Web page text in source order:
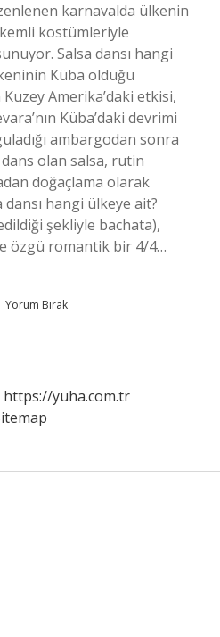
karnavalda ülkenin
kostümleriyle
Salsa dansı hangi
Küba olduğu
Amerika’daki etkisi,
Küba’daki devrimi
ambargodan sonra
dans olan salsa, rutin
doğaçlama olarak
hangi ülkeye ait?
şekliyle bachata),
özgü romantik bir 4/4…
Yorum Bırak
https://yuha.com.tr